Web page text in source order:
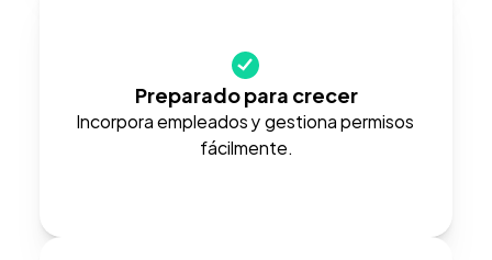
Preparado para crecer
Incorpora empleados y gestiona permisos
fácilmente.